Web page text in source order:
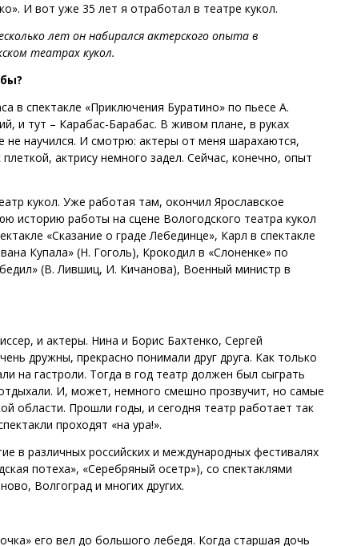
И вот уже 35 лет я отработал в театре кукол.
лет он набирался актерского опыта в
театрах кукол.
в спектакле «Приключения Буратино» по пьесе А.
и тут – Карабас-Барабас. В живом плане, в руках
научился. И смотрю: актеры от меня шарахаются,
актрису немного задел. Сейчас, конечно, опыт
кукол. Уже работая там, окончил Ярославское
историю работы на сцене Вологодского театра кукол
«Сказание о граде Лебединце», Карл в спектакле
Купала» (Н. Гоголь), Крокодил в «Слоненке» по
(В. Лившиц, И. Кичанова), Военный министр в
и актеры. Нина и Борис Бахтенко, Сергей
дружны, прекрасно понимали друг друга. Как только
на гастроли. Тогда в год театр должен был сыграть
И, может, немного смешно прозвучит, но самые
области. Прошли годы, и сегодня театр работает так
проходят «на ура!».
в различных российских и международных фестивалях
потеха», «Серебряный осетр»), со спектаклями
Волгоград и многих других.
его вел до большого лебедя. Когда старшая дочь